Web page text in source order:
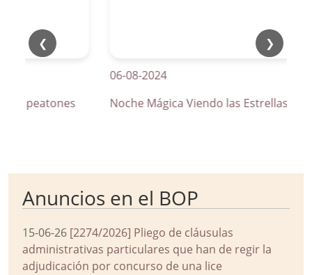
❮ ❯
de peatones
06-08-2024
Noche Mágica Viendo las Estrellas
Anuncios en el BOP
15-06-26 [2274/2026] Pliego de cláusulas
administrativas particulares que han de regir la
adjudicación por concurso de una lice